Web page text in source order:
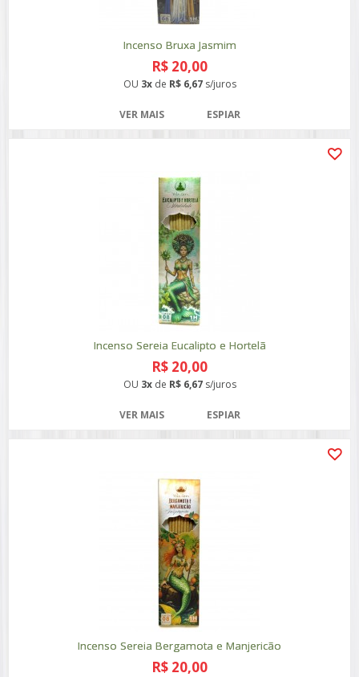
Incenso Bruxa Jasmim
R$ 20,00
OU 3xde R$ 6,67s/juros
VER MAIS ESPIAR
Incenso Sereia Eucalipto e Hortelã
R$ 20,00
OU 3xde R$ 6,67s/juros
VER MAIS ESPIAR
Incenso Sereia Bergamota e Manjericão
R$ 20,00